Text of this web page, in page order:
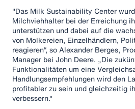
"Das Milk Sustainability Center
Milchviehhalter bei der Erreichung
unterstützen und dabei auf die
von Molkereien, Einzelhändlern,
reagieren“, so Alexander Berges,
Manager bei John Deere. „Die
Funktionalitäten um eine
Handlungsempfehlungen wird den
profitabler zu sein und gleichzeitig
verbessern."